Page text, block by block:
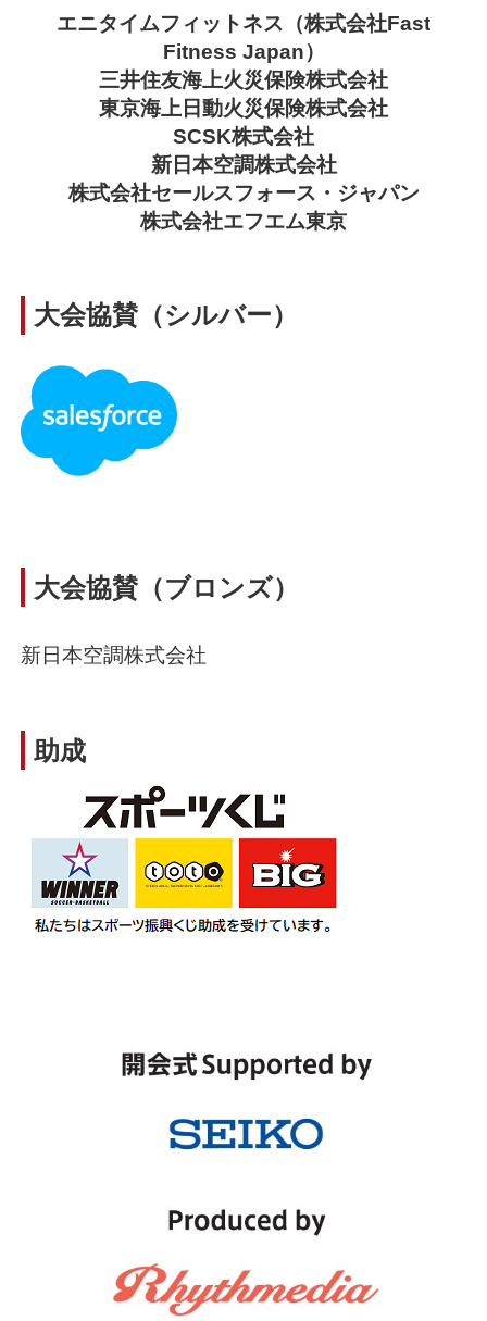
エニタイムフィットネス（株式会社Fast
Fitness Japan）
三井住友海上火災保険株式会社
東京海上日動火災保険株式会社
SCSK株式会社
新日本空調株式会社
株式会社セールスフォース・ジャパン
株式会社エフエム東京
大会協賛（シルバー）
大会協賛（ブロンズ）
新日本空調株式会社
助成